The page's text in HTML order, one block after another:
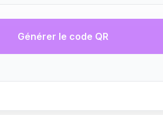
Générer le code QR